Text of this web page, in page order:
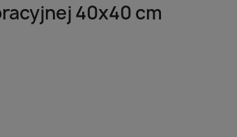
40x40 cm